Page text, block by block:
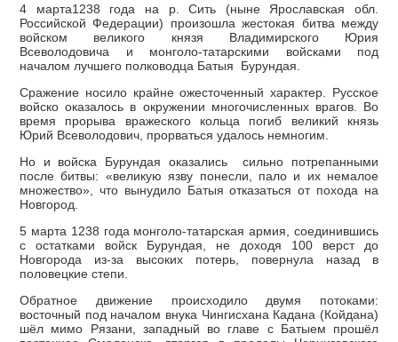
4 марта1238 года на р. Сить (ныне Ярославская обл.
Российской Федерации) произошла жестокая битва между
войском великого князя Владимирского Юрия
Всеволодовича и монголо-татарскими войсками под
началом лучшего полководца Батыя Бурундая.
Сражение носило крайне ожесточенный характер. Русское
войско оказалось в окружении многочисленных врагов. Во
время прорыва вражеского кольца погиб великий князь
Юрий Всеволодович, прорваться удалось немногим.
Но и войска Бурундая оказались сильно потрепанными
после битвы: «великую язву понесли, пало и их немалое
множество», что вынудило Батыя отказаться от похода на
Новгород.
5 марта 1238 года монголо-татарская армия, соединившись
с остатками войск Бурундая, не доходя 100 верст до
Новгорода из-за высоких потерь, повернула назад в
половецкие степи.
Обратное движение происходило двумя потоками:
восточный под началом внука Чингисхана Кадана (Койдана)
шёл мимо Рязани, западный во главе с Батыем прошёл